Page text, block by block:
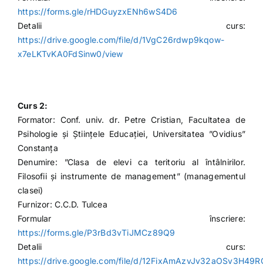
https://forms.gle/rHDGuyzxENh6wS4D6
Detalii curs:
https://drive.google.com/file/d/1VgC26rdwp9kqow-
x7eLKTvKA0FdSinw0/view
Curs 2:
Formator: Conf. univ. dr. Petre Cristian, Facultatea de
Psihologie și Științele Educației, Universitatea ”Ovidius”
Constanța
Denumire: ”Clasa de elevi ca teritoriu al întâlnirilor.
Filosofii și instrumente de management” (managementul
clasei)
Furnizor: C.C.D. Tulcea
Formular înscriere:
https://forms.gle/P3rBd3vTiJMCz89Q9
Detalii curs:
https://drive.google.com/file/d/